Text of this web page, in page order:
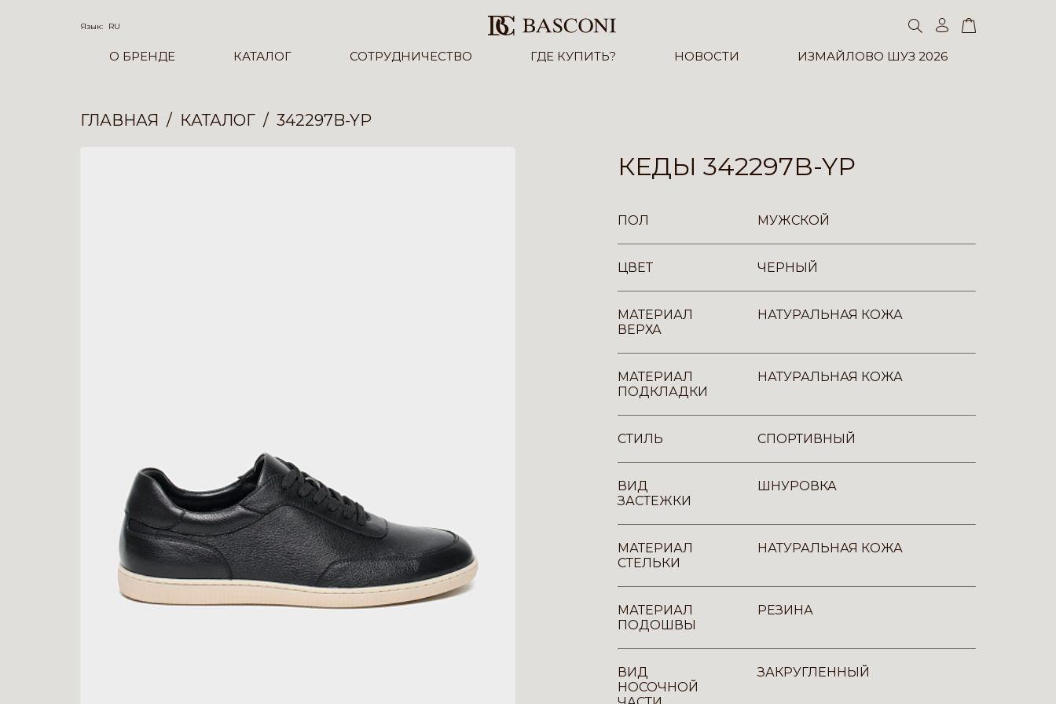
Язык: RU
О БРЕНДЕ КАТАЛОГ СОТРУДНИЧЕСТВО ГДЕ КУПИТЬ? НОВОСТИ ИЗМАЙЛОВО ШУЗ 2026
ГЛАВНАЯ КАТАЛОГ 342297B-YP
КЕДЫ 342297B-YP
ПОЛ МУЖСКОЙ
ЦВЕТ ЧЕРНЫЙ
МАТЕРИАЛ
ВЕРХА
НАТУРАЛЬНАЯ КОЖА
МАТЕРИАЛ
ПОДКЛАДКИ
НАТУРАЛЬНАЯ КОЖА
СТИЛЬ СПОРТИВНЫЙ
ВИД
ЗАСТЕЖКИ
ШНУРОВКА
МАТЕРИАЛ
СТЕЛЬКИ
НАТУРАЛЬНАЯ КОЖА
МАТЕРИАЛ
ПОДОШВЫ
РЕЗИНА
ВИД
НОСОЧНОЙ
ЗАКРУГЛЕННЫЙ